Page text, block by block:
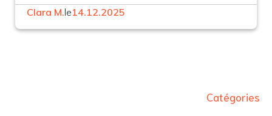
Clara M.le14.12.2025
Catégories